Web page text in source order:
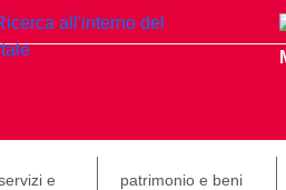
e
patrimonio e beni